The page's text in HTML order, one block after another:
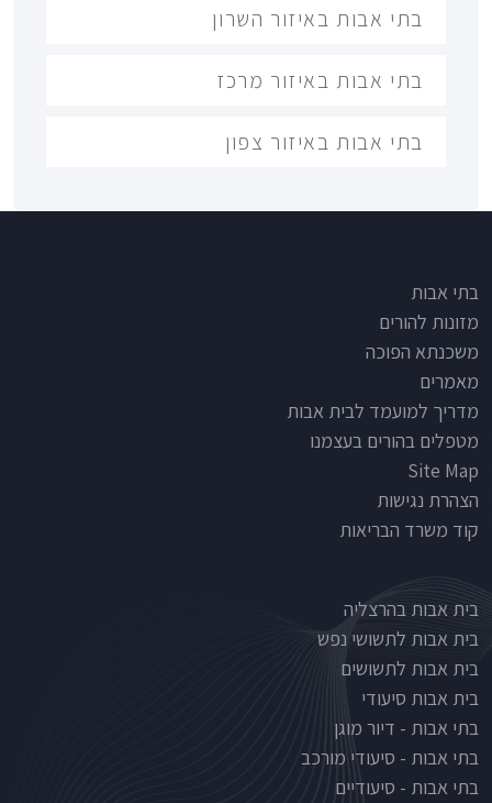
בתי אבות באיזור השרון
בתי אבות באיזור מרכז
בתי אבות באיזור צפון
Footer
בתי אבות
מזונות להורים
משכנתא הפוכה
מאמרים
מדריך למועמד לבית אבות
מטפלים בהורים בעצמנו
Site Map
הצהרת נגישות
קוד משרד הבריאות
Nursinghouse type
בית אבות בהרצליה
בית אבות לתשושי נפש
בית אבות לתשושים
בית אבות סיעודי
בתי אבות - דיור מוגן
בתי אבות - סיעודי מורכב
בתי אבות - סיעודיים